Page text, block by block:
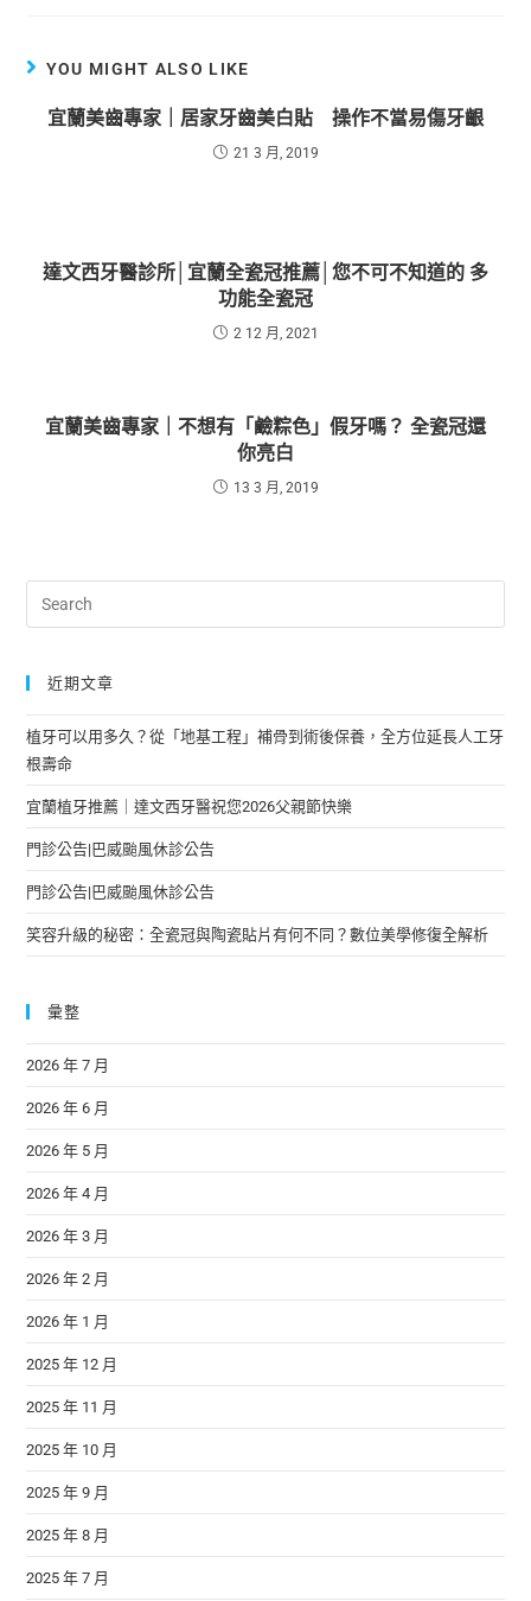
YOU MIGHT ALSO LIKE
宜蘭美齒專家｜居家牙齒美白貼 操作不當易傷牙齦
21 3 月, 2019
達文西牙醫診所│宜蘭全瓷冠推薦│您不可不知道的 多
功能全瓷冠
2 12 月, 2021
宜蘭美齒專家｜不想有「鹼粽色」假牙嗎？ 全瓷冠還
你亮白
13 3 月, 2019
近期文章
植牙可以用多久？從「地基工程」補骨到術後保養，全方位延長人工牙
根壽命
宜蘭植牙推薦｜達文西牙醫祝您2026父親節快樂
門診公告|巴威颱風休診公告
門診公告|巴威颱風休診公告
笑容升級的秘密：全瓷冠與陶瓷貼片有何不同？數位美學修復全解析
彙整
2026 年 7 月
2026 年 6 月
2026 年 5 月
2026 年 4 月
2026 年 3 月
2026 年 2 月
2026 年 1 月
2025 年 12 月
2025 年 11 月
2025 年 10 月
2025 年 9 月
2025 年 8 月
2025 年 7 月